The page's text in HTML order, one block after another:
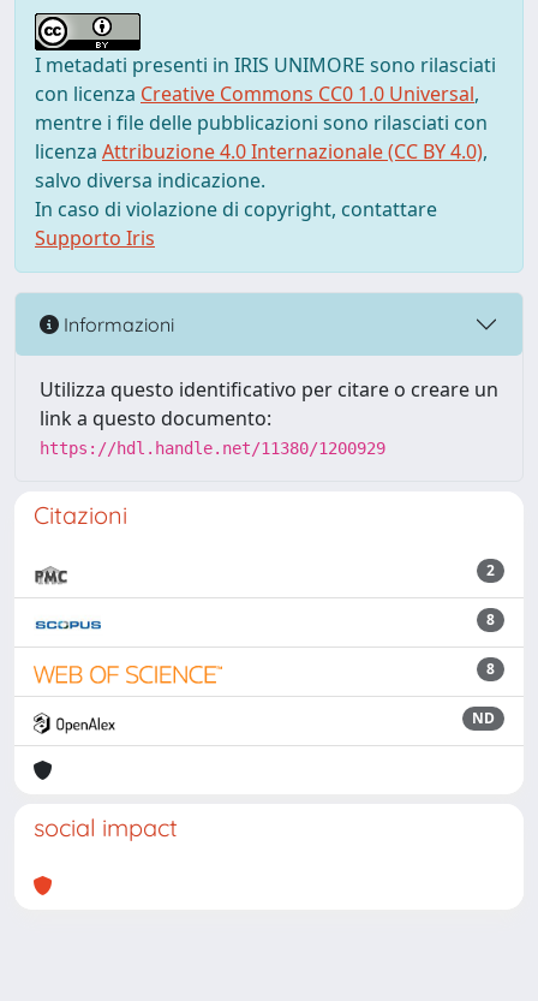
I metadati presenti in IRIS UNIMORE sono rilasciati
con licenza Creative Commons CC0 1.0 Universal,
mentre i file delle pubblicazioni sono rilasciati con
licenza Attribuzione 4.0 Internazionale (CC BY 4.0),
salvo diversa indicazione.
In caso di violazione di copyright, contattare
Supporto Iris
Informazioni
Utilizza questo identificativo per citare o creare un
link a questo documento:
https://hdl.handle.net/11380/1200929
Citazioni
2
8
8
ND
social impact